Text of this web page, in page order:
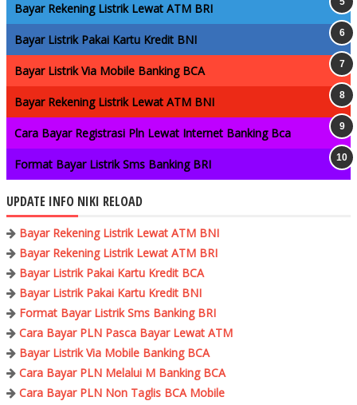
Bayar Rekening Listrik Lewat ATM BRI
Bayar Listrik Pakai Kartu Kredit BNI
Bayar Listrik Via Mobile Banking BCA
Bayar Rekening Listrik Lewat ATM BNI
Cara Bayar Registrasi Pln Lewat Internet Banking Bca
Format Bayar Listrik Sms Banking BRI
UPDATE INFO NIKI RELOAD
Bayar Rekening Listrik Lewat ATM BNI
Bayar Rekening Listrik Lewat ATM BRI
Bayar Listrik Pakai Kartu Kredit BCA
Bayar Listrik Pakai Kartu Kredit BNI
Format Bayar Listrik Sms Banking BRI
Cara Bayar PLN Pasca Bayar Lewat ATM
Bayar Listrik Via Mobile Banking BCA
Cara Bayar PLN Melalui M Banking BCA
Cara Bayar PLN Non Taglis BCA Mobile